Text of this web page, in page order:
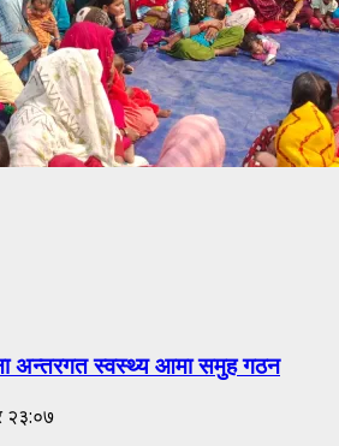
अन्तरगत स्वस्थ्य आमा समुह गठन
२३:०७